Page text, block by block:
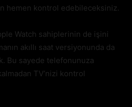
hemen kontrol edebileceksiniz.
Watch sahiplerinin de işini
akıllı saat versiyonunda da
Bu sayede telefonunuza
TV’nizi kontrol